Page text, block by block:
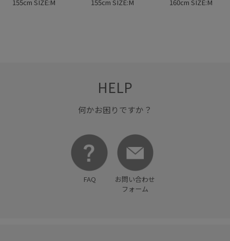
155cm SIZE:M 155cm SIZE:M 160cm SIZE:M
HELP
何かお困りですか？
FAQ
お問い合わせ
フォーム